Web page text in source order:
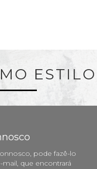
ESTILO
pode fazê-lo
que encontrará